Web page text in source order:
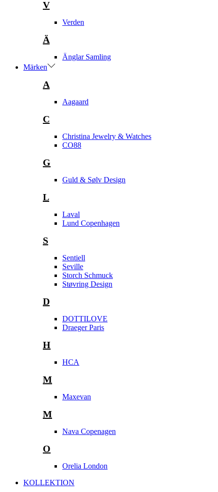
V
Verden
Ä
Änglar Samling
Märken
A
Aagaard
C
Christina Jewelry & Watches
CO88
G
Guld & Sølv Design
L
Laval
Lund Copenhagen
S
Sentiell
Seville
Storch Schmuck
Støvring Design
D
DOTTILOVE
Draeger Paris
H
HCA
M
Maxevan
M
Nava Copenagen
O
Orelia London
KOLLEKTION